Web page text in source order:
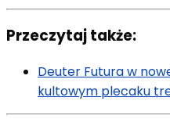
Przeczytaj także:
Deuter Futura w
kultowym plecaku